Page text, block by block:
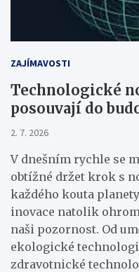
ZAJÍMAVOSTI
Technologické
posouvají do
2. 7. 2026
V dnešním rychle se
obtížné držet krok s
každého kouta
inovace natolik
naši pozornost. Od
ekologické
zdravotnické